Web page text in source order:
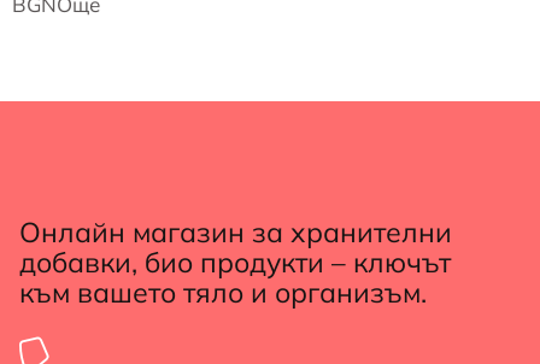
Онлайн магазин за хранителни
добавки, био продукти – ключът
към вашето тяло и организъм.